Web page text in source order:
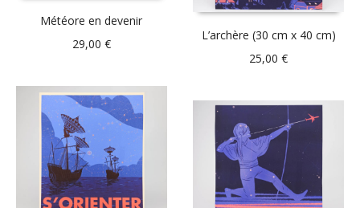
Météore en devenir
29,00 €
L’archère (30 cm x 40 cm)
25,00€